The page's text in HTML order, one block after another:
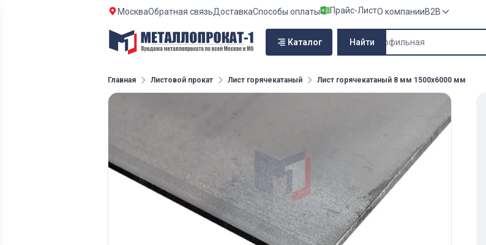
МоскваОбратная связьДоставкаСпособы оплаты Прайс-ЛистО компанииB2B
Каталог Найти
Главная Листовой прокат Лист горячекатаный Лист горячекатаный 8 мм 1500х6000 мм